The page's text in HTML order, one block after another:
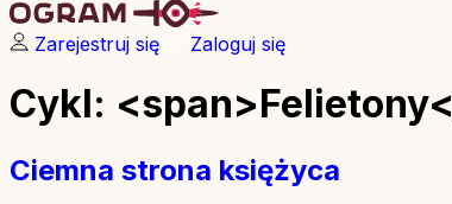
Zarejestruj się Zaloguj się
Cykl:
Ciemna strona księżyca